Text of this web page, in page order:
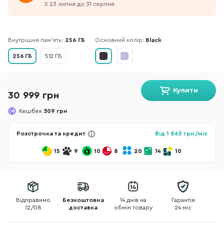
З 23 липня до 31 серпня
Внутрішня пам'ять: 256 ГБ
256 ГБ 512 ГБ
Основний колір: Black
30 999 грн
Кешбек 309 грн
Купити
Розстрочка та кредит Від 1 865 грн/міс
15 9 10 8 20 14 10
Відправимо
12/08
Безкоштовна
доставка
14 днів на
обмін товару
Гарантія
24 міс